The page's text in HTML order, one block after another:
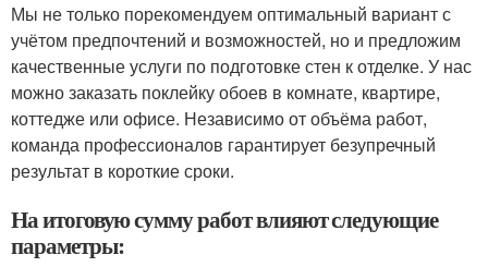
Мы не только порекомендуем оптимальный вариант с
учётом предпочтений и возможностей, но и предложим
качественные услуги по подготовке стен к отделке. У нас
можно заказать поклейку обоев в комнате, квартире,
коттедже или офисе. Независимо от объёма работ,
команда профессионалов гарантирует безупречный
результат в короткие сроки.
На итоговую сумму работ влияют следующие
параметры: